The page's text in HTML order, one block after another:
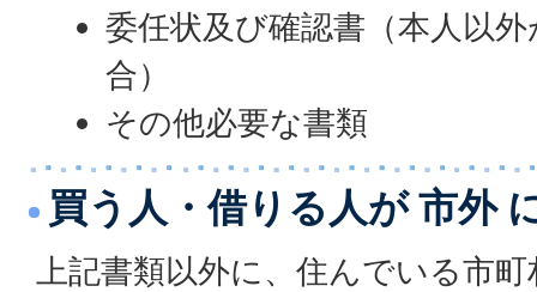
委任状及び確認書（本人以
合）
その他必要な書類
買う人・借りる人が 市外
上記書類以外に、住んでいる市